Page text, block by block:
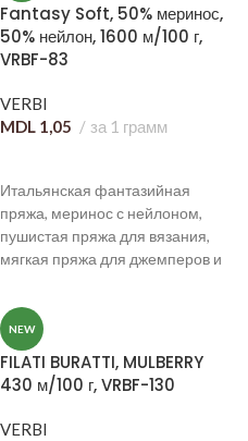
Fantasy Soft, 50% меринос,
50% нейлон, 1600 м/100 г,
VRBF-83
VERBI
MDL 1,05 за 1 грамм
Итальянская фантазийная
пряжа, меринос с нейлоном,
пушистая пряжа для вязания,
мягкая пряжа для джемперов и
меха, дизайнерская пряжа,
воздушная пряжа премиум-
класса.
NEW
FILATI BURATTI, MULBERRY
430 м/100 г, VRBF-130
VERBI